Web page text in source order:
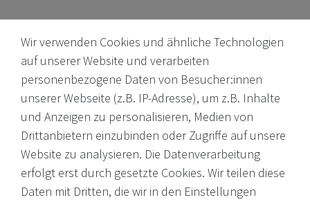
Internationale Weine, Brände, Feinkost & mehr. Entdecken Sie
unser Sortiment online oder in unserem Ladengeschäft. Wenn
Sie Fragen haben, wenden Sie sich an uns.
EMail: shop@victoria-weine.com
Wir verwenden Cookies und ähnliche Technologien
auf unserer Website und verarbeiten
personenbezogene Daten von Besucher:innen
unserer Webseite (z.B. IP-Adresse), um z.B. Inhalte
und Anzeigen zu personalisieren, Medien von
Drittanbietern einzubinden oder Zugriffe auf unsere
Website zu analysieren. Die Datenverarbeitung
erfolgt erst durch gesetzte Cookies. Wir teilen diese
Daten mit Dritten, die wir in den Einstellungen